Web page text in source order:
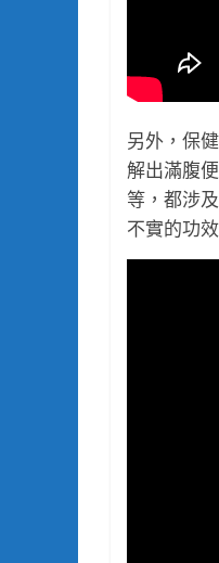
另外，保
解出滿腹
等，都涉
不實的功效